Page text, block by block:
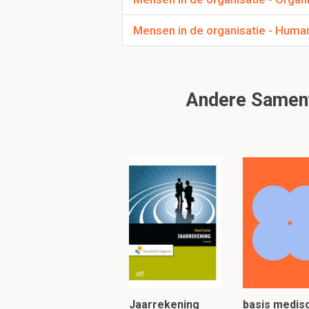
De direct of indirect
resultaten, die op een
Om verder
Mensen in de organisatie -
Andere
Jaarrekening
basis